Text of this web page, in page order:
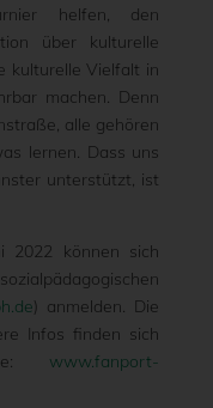
helfen, den
über kulturelle
kulturelle Vielfalt in
machen. Denn
alle gehören
lernen. Dass uns
unterstützt, ist
2022 können sich
) anmelden. Die
Infos finden sich
www.fanport-